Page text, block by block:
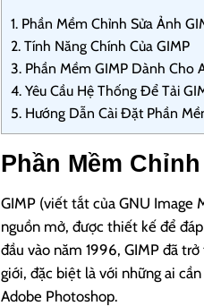
1. Phần Mềm Chỉnh Sửa Ảnh
2. Tính Năng Chính Của GIMP
3. Phần Mềm GIMP Dành Cho
4. Yêu Cầu Hệ Thống Để Tải
5. Hướng Dẫn Cài Đặt Phần
Phần Mềm
GIMP (viết tắt của GNU Image
nguồn mở, được thiết kế để
đầu vào năm 1996, GIMP đã
giới, đặc biệt là với những ai
Adobe Photoshop.